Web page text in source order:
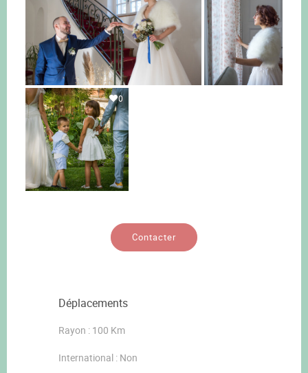
0
Contacter
Déplacements
Rayon : 100 Km
International : Non